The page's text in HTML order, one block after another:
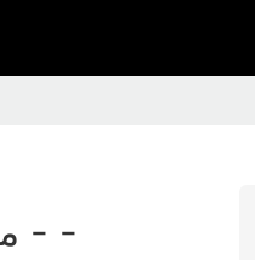
ماوس ألعاب سلكي - -